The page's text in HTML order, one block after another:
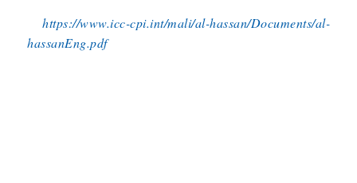
https://www.icc-cpi.int/mali/al-hassan/Documents/al-
hassanEng.pdf